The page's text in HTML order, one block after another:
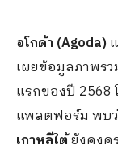
อโกด้า (Agoda)
เผยข้อมูลภาพรว
แรกของปี 2568
แพลตฟอร์ม พบ
เกาหลีใต้ยังคงค